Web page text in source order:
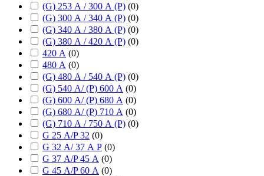
(G) 253 А / 300 А (P) (0)
(G) 300 А / 340 А (P) (0)
(G) 340 А / 380 А (P) (0)
(G) 380 А / 420 А (P) (0)
420 А (0)
480 А (0)
(G) 480 А / 540 А (P) (0)
(G) 540 А/ (P) 600 А (0)
(G) 600 А/ (P) 680 А (0)
(G) 680 А/ (P) 710 А (0)
(G) 710 А / 750 А (P) (0)
G 25 А/P 32 (0)
G 32 А/ 37 А P (0)
G 37 А/P 45 А (0)
G 45 А/P 60 А (0)